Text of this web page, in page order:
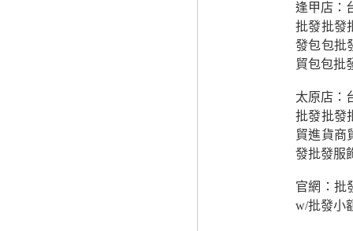
逢甲店：
批發批發
發包包批
貿包包批
太原店：
批發批發
貿進貨商
發批發服
官網：批
w/批發小